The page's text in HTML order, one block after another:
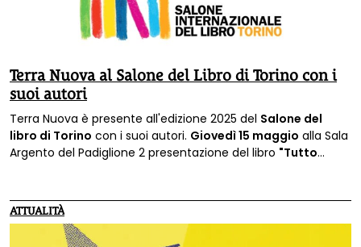
Terra Nuova al Salone del Libro di Torino con i
suoi autori
Terra Nuova è presente all'edizione 2025 del Salone del
libro di Torino con i suoi autori. Giovedì 15 maggio alla Sala
Argento del Padiglione 2 presentazione del libro "Tutto
stand della Regione Toscana"Capire le guerre del mondo
per costruire la pace"conAlice Pistolesi, co-autrice
Atlante delle Guerre
ATTUALITÀ